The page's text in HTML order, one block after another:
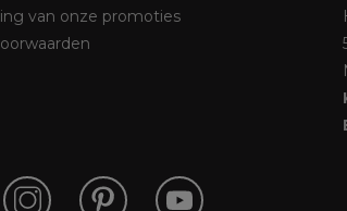
van onze promoties